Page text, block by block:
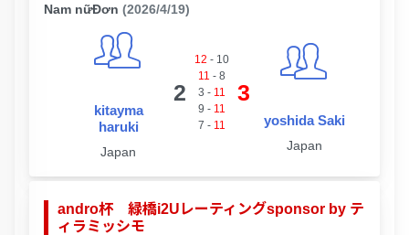
Nam nữĐơn (2026/4/19)
kitayma
haruki
Japan
2
12 - 10
11 - 8
3 - 11
9 - 11
7 - 11
3
yoshida Saki
Japan
andro杯 緑橋i2Uレーティングsponsor by テ
ィラミッシモ